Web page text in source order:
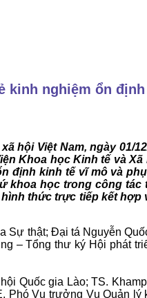
kinh nghiệm ổn
hội Việt Nam, ngày 01/
Khoa học Kinh tế và
định kinh tế vĩ mô và
khoa học trong công
thức trực tiếp kết hợp
Sự thật; Đại tá Nguyễn
– Tổng thư ký Hội phát
Quốc gia Lào; TS.
Vụ trưởng Vụ Quản